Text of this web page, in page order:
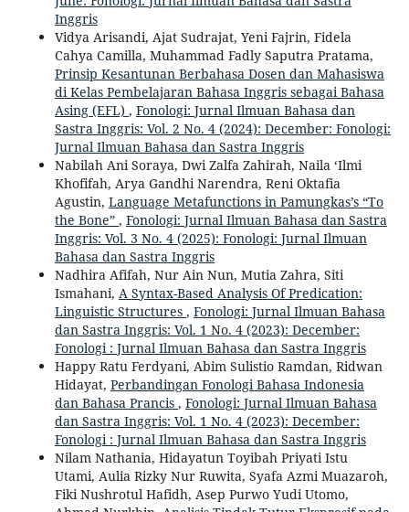
Inggris
Vidya Arisandi, Ajat Sudrajat, Yeni Fajrin, Fidela
Cahya Camilla, Muhammad Fadly Saputra Pratama,
Prinsip Kesantunan Berbahasa Dosen dan Mahasiswa
di Kelas Pembelajaran Bahasa Inggris sebagai Bahasa
Asing (EFL) , Fonologi: Jurnal Ilmuan Bahasa dan
Sastra Inggris: Vol. 2 No. 4 (2024): December: Fonologi:
Jurnal Ilmuan Bahasa dan Sastra Inggris
Nabilah Ani Soraya, Dwi Zalfa Zahirah, Naila ‘Ilmi
Khofifah, Arya Gandhi Narendra, Reni Oktafia
Agustin, Language Metafunctions in Pamungkas’s “To
the Bone” , Fonologi: Jurnal Ilmuan Bahasa dan Sastra
Inggris: Vol. 3 No. 4 (2025): Fonologi: Jurnal Ilmuan
Bahasa dan Sastra Inggris
Nadhira Afifah, Nur Ain Nun, Mutia Zahra, Siti
Ismahani, A Syntax-Based Analysis Of Predication:
Linguistic Structures , Fonologi: Jurnal Ilmuan Bahasa
dan Sastra Inggris: Vol. 1 No. 4 (2023): December:
Fonologi : Jurnal Ilmuan Bahasa dan Sastra Inggris
Happy Ratu Ferdyani, Abim Sulistio Ramdan, Ridwan
Hidayat, Perbandingan Fonologi Bahasa Indonesia
dan Bahasa Prancis , Fonologi: Jurnal Ilmuan Bahasa
dan Sastra Inggris: Vol. 1 No. 4 (2023): December:
Fonologi : Jurnal Ilmuan Bahasa dan Sastra Inggris
Nilam Nathania, Hidayatun Toyibah Priyati Istu
Utami, Aulia Rizky Nur Ruwita, Syafa Azmi Muazaroh,
Fiki Nushrotul Hafidh, Asep Purwo Yudi Utomo,